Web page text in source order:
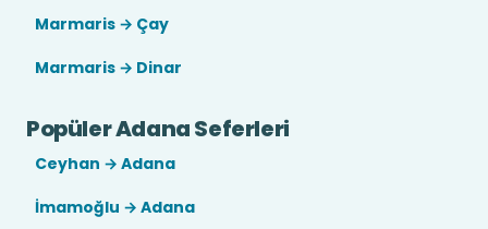
Marmaris → Çay
Marmaris → Dinar
Popüler Adana Seferleri
Ceyhan → Adana
İmamoğlu → Adana